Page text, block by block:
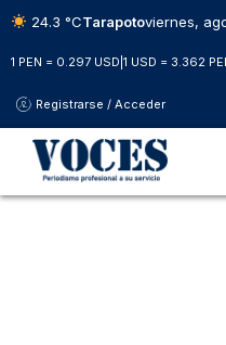
24.3 °CTarapotoviernes,
1 PEN = 0.297 USD 1 USD = 3.362
Registrarse / Acceder